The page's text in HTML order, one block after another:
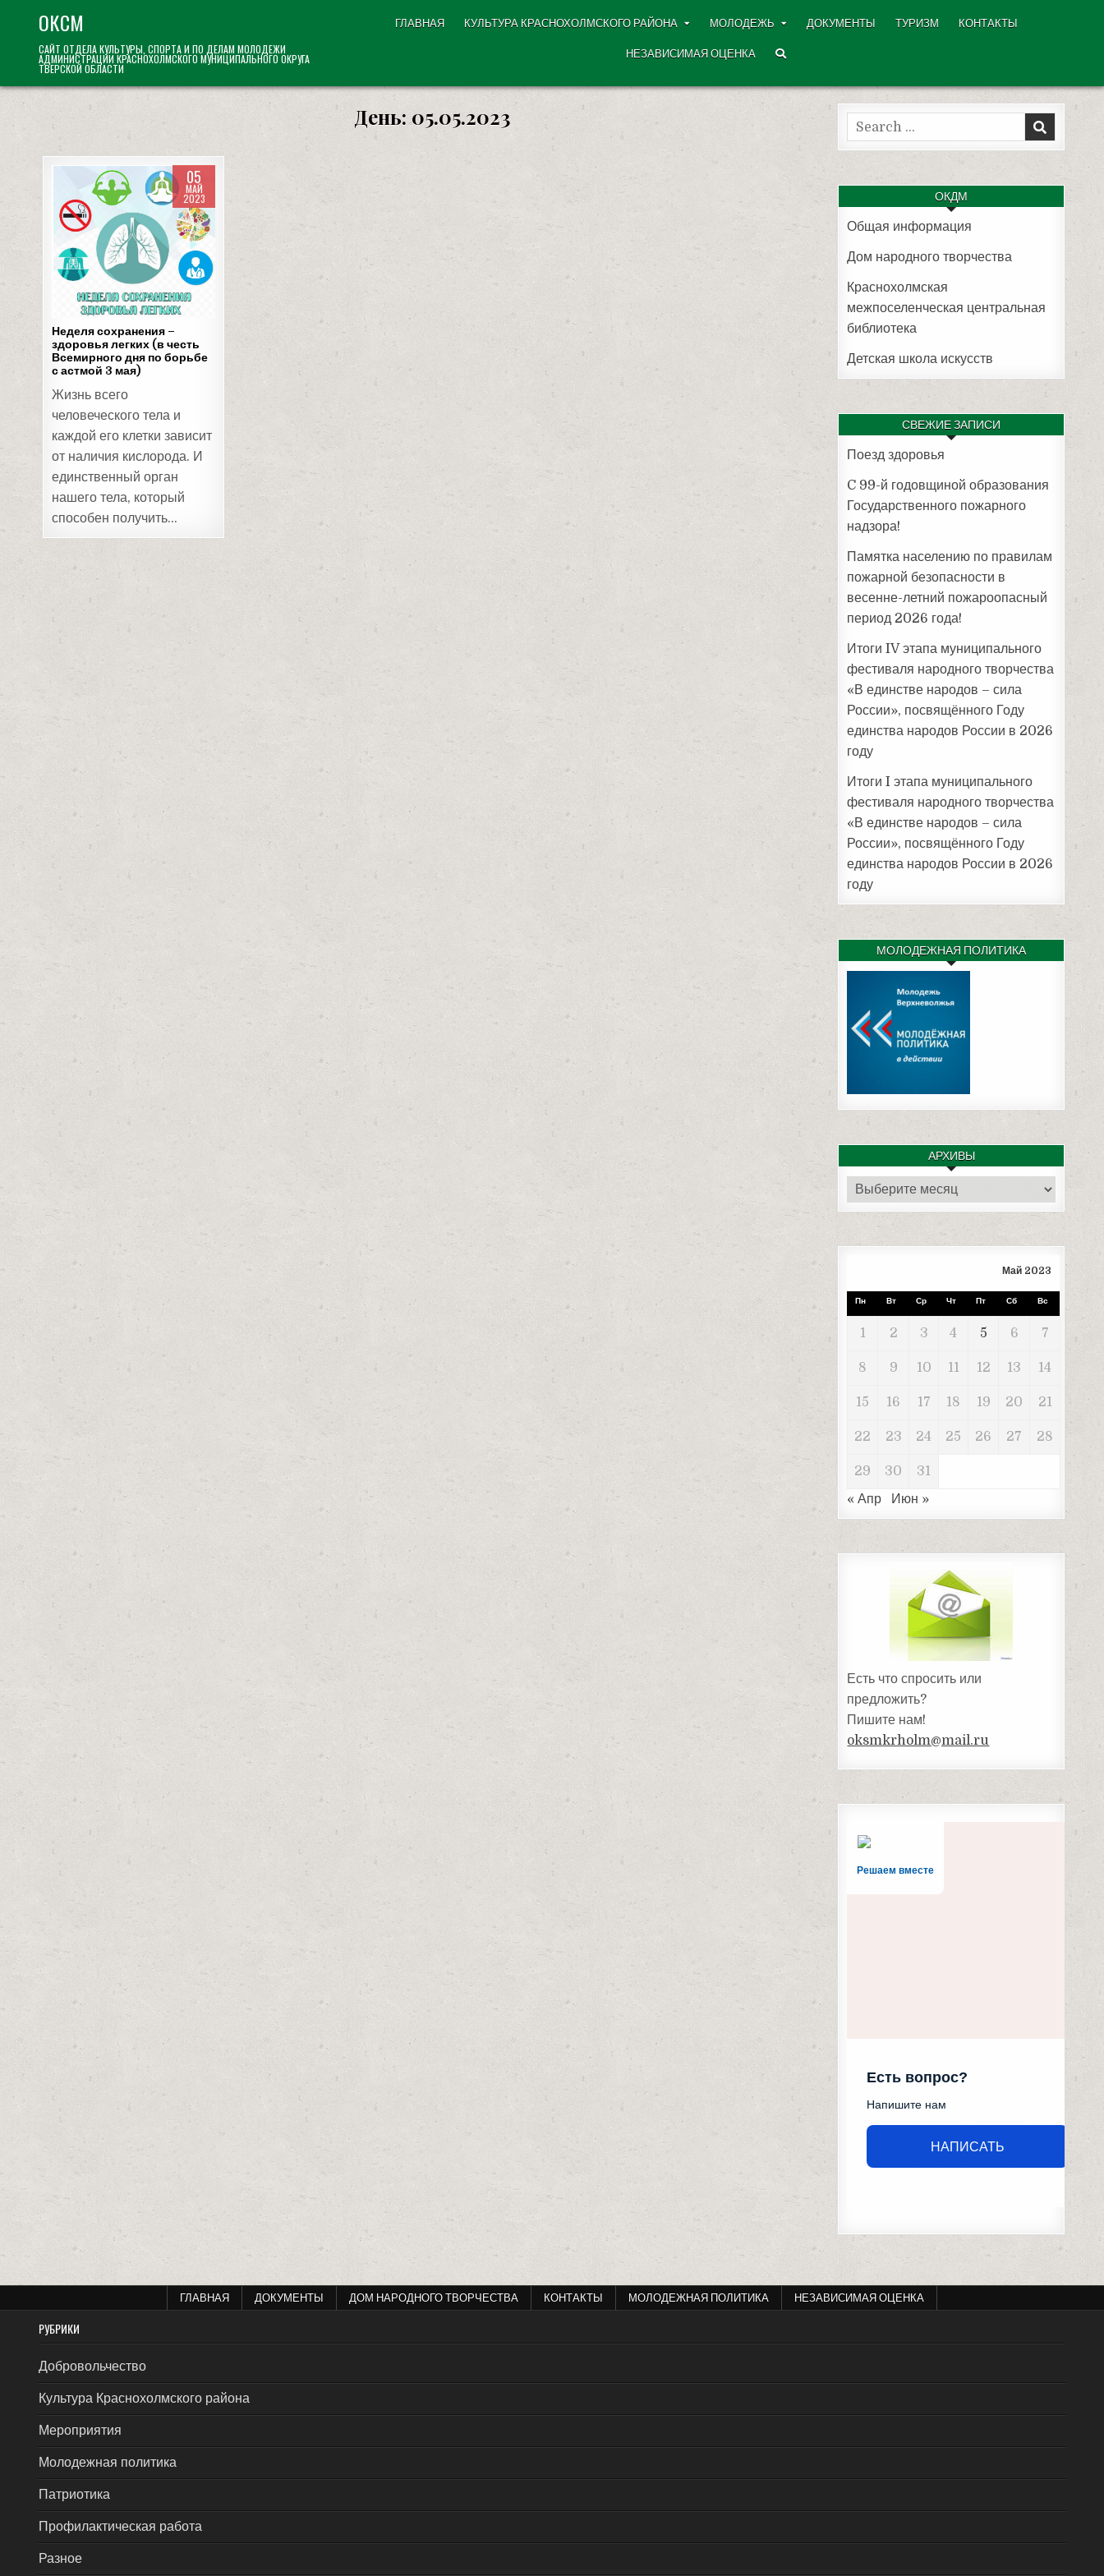
content
ОКСМ
САЙТ ОТДЕЛА КУЛЬТУРЫ, СПОРТА И ПО ДЕЛАМ МОЛОДЕЖИ
АДМИНИСТРАЦИИ КРАСНОХОЛМСКОГО МУНИЦИПАЛЬНОГО ОКРУГА
ТВЕРСКОЙ ОБЛАСТИ
ГЛАВНАЯ КУЛЬТУРА КРАСНОХОЛМСКОГО РАЙОНА МОЛОДЕЖЬ ДОКУМЕНТЫ ТУРИЗМ КОНТАКТЫ
НЕЗАВИСИМАЯ ОЦЕНКА
День:05.05.2023
05
МАЙ
2023
Posted
in
Неделя сохранения –
здоровья легких (в честь
Всемирного дня по борьбе
с астмой 3 мая)
Жизнь всего
человеческого тела и
каждой его клетки зависит
от наличия кислорода. И
единственный орган
нашего тела, который
способен получить…
Search
for:
ОКДМ
Общая информация
Дом народного творчества
Краснохолмская
межпоселенческая центральная
библиотека
Детская школа искусств
СВЕЖИЕ ЗАПИСИ
Поезд здоровья
C 99-й годовщиной образования
Государственного пожарного
надзора!
Памятка населению по правилам
пожарной безопасности в
весенне-летний пожароопасный
период 2026 года!
Итоги IV этапа муниципального
фестиваля народного творчества
«В единстве народов – сила
России», посвящённого Году
единства народов России в 2026
году
Итоги I этапа муниципального
фестиваля народного творчества
«В единстве народов – сила
России», посвящённого Году
единства народов России в 2026
году
МОЛОДЕЖНАЯ ПОЛИТИКА
АРХИВЫ
Архивы
Май 2023
Пн Вт Ср Чт Пт Сб Вс
1 2 3 4 5 6 7
8 9 10 11 12 13 14
15 16 17 18 19 20 21
22 23 24 25 26 27 28
29 30
31
« Апр
Июн »
Есть что спросить или
предложить?
Пишите нам!
oksmkrholm@mail.ru
Решаем вместе
Есть вопрос?
Напишите нам
НАПИСАТЬ
ГЛАВНАЯ ДОКУМЕНТЫ ДОМ НАРОДНОГО ТВОРЧЕСТВА КОНТАКТЫ МОЛОДЕЖНАЯ ПОЛИТИКА НЕЗАВИСИМАЯ ОЦЕНКА
РУБРИКИ
Добровольчество
Культура Краснохолмского района
Мероприятия
Молодежная политика
Патриотика
Профилактическая работа
Разное